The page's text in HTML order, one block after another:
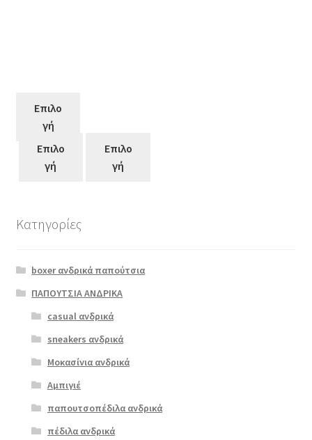
Επιλο
γή
Επιλο
γή
Επιλο
γή
boxer 41050
μαύρο αντίκ
ΠΡΟΣΦΟΡΆ!
89.00
Original
price
€ 72.00Η
τρέχουσα
προϊόν
έχει
πολλαπλές
επιλογές
μπορούν
επιλεγούν
στη
Κατηγορίες
boxer ανδρικά παπούτσια
ΠΑΠΟΥΤΣΙΑ ΑΝΔΡΙΚΑ
casual ανδρικά
sneakers ανδρικά
Μοκασίνια ανδρικά
Αμπιγιέ
παπουτσοπέδιλα ανδρικά
πέδιλα ανδρικά